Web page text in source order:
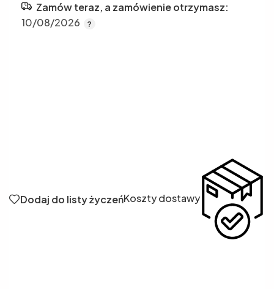
Zamów teraz, a zamówienie otrzymasz:
10/08/2026
Dodaj do listy życzeńKoszty dostawy